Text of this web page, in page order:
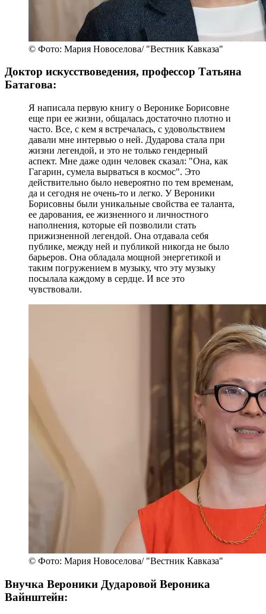
© Фото: Мария Новоселова/ "Вестник Кавказа"
Доктор искусствоведения, профессор Татьяна
Батагова:
Я написала первую книгу о Веронике Борисовне
еще при ее жизни, общалась достаточно плотно и
часто. Все, с кем я встречалась, с удовольствием
давали мне интервью о ней. Дударова стала при
жизни легендой, и это не только гендерный
аспект. Мне даже один человек сказал: "Она, как
Гагарин, сумела вырваться в космос". Это
действительно было невероятно по тем временам,
да и сегодня не очень-то и легко. У Вероники
Борисовны были уникальные свойства ее таланта,
ее дарования, ее жизненного и личностного
наполнения, которые ей позволили стать
прижизненной легендой. Она отдавала себя
публике, между ней и публикой никогда не было
барьеров. Она обладала мощной энергетикой и
таким погружением в музыку, что эту музыку
посылала каждому в сердце. И все это
чувствовали.
© Фото: Мария Новоселова/ "Вестник Кавказа"
Внучка Вероники Дударовой Вероника
Вайнштейн: